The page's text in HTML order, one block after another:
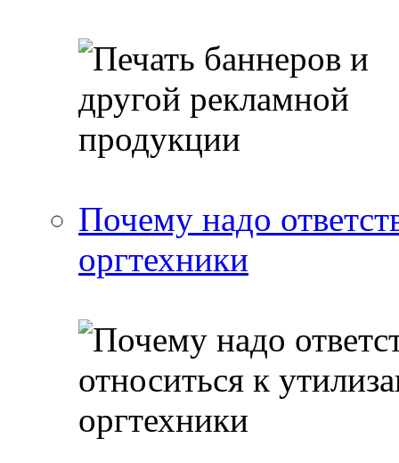
Почему надо
оргтехники